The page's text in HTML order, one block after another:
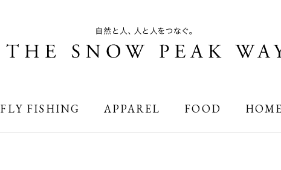
FLY FISHING APPAREL FOOD